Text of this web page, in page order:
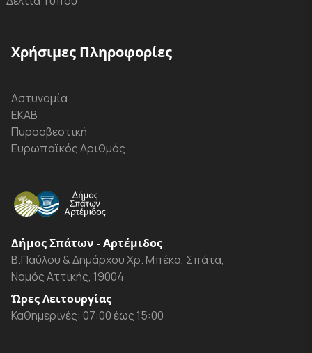
Χρήσιμες Πληροφορίες
Αστυνομία
ΕΚΑΒ
Πυροσβεστική
Ευρωπαϊκός Αριθμός
Δήμος Σπάτων - Αρτέμιδος
Β.Παύλου & Δημάρχου Χρ. Μπέκα, Σπάτα,
Νομός Αττικής, 19004
Ώρες Λειτουργίας
Καθημερινές: 07:00 έως 15:00